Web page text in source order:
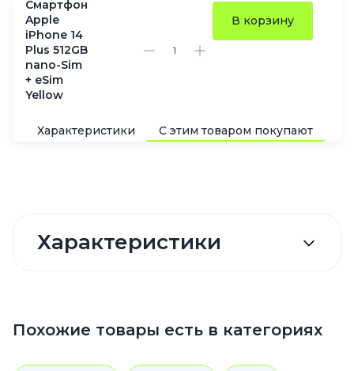
Смартфон
Apple
iPhone 14
Plus 512GB
nano-Sim
+ eSim
Yellow
В корзину
Характеристики С этим товаром покупают
Характеристики
Похожие товары есть в категориях